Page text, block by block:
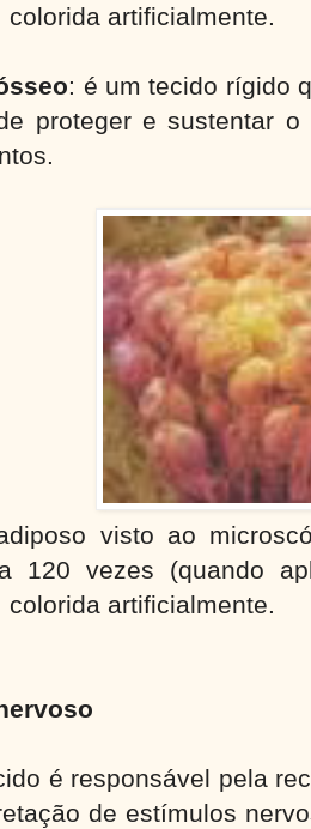
colorida artificialmente.
: é um tecido rígido
proteger e sustentar o
visto ao
120 vezes (quando
colorida artificialmente.
é responsável pela
de estímulos